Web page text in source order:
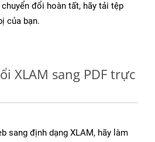
đổi hoàn tất, hãy tải tệp
của bạn.
XLAM sang PDF trực
sang định dạng XLAM, hãy làm